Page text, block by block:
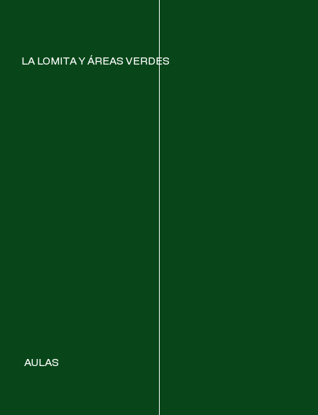
LA LOMITA Y ÁREAS VERDES
AULAS